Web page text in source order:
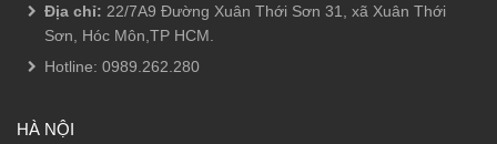
Địa chỉ: 22/7A9 Đường Xuân Thới Sơn 31, xã Xuân Thới
Sơn, Hóc Môn,TP HCM.
Hotline: 0989.262.280
HÀ NỘI